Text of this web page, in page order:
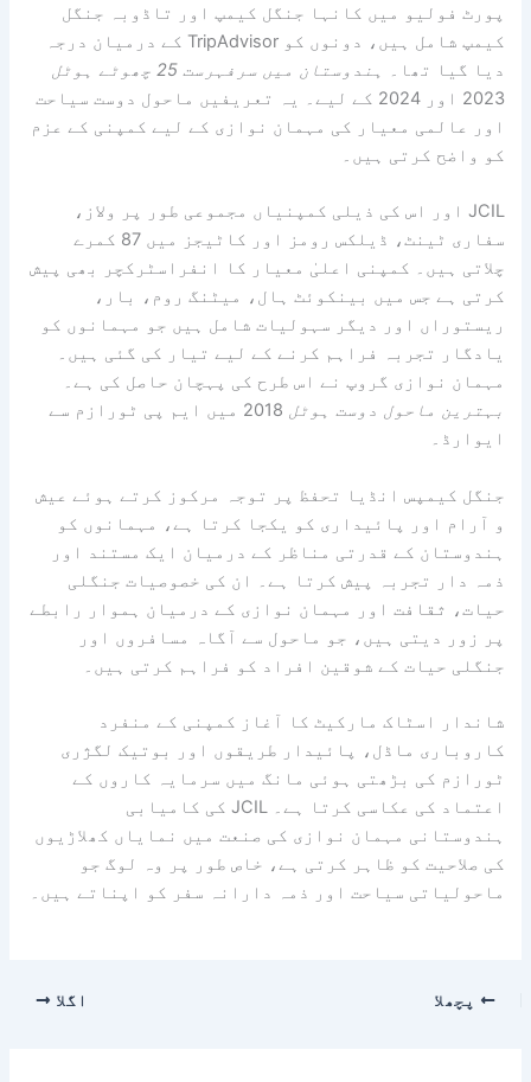
پورٹ فولیو میں کانہا جنگل کیمپ اور تاڈوبہ جنگل
کیمپ شامل ہیں، دونوں کو TripAdvisor کے درمیان درجہ
دیا گیا تھا۔
ہندوستان میں سرفہرست 25 چھوٹے ہوٹل
2023 اور 2024 کے لیے۔ یہ تعریفیں ماحول دوست سیاحت
اور عالمی معیار کی مہمان نوازی کے لیے کمپنی کے عزم
کو واضح کرتی ہیں۔
JCIL اور اس کی ذیلی کمپنیاں مجموعی طور پر ولاز،
سفاری ٹینٹ، ڈیلکس رومز اور کاٹیجز میں 87 کمرے
چلاتی ہیں۔ کمپنی اعلیٰ معیار کا انفراسٹرکچر بھی پیش
کرتی ہے جس میں بینکوئٹ ہال، میٹنگ روم، بار،
ریستوراں اور دیگر سہولیات شامل ہیں جو مہمانوں کو
یادگار تجربہ فراہم کرنے کے لیے تیار کی گئی ہیں۔
مہمان نوازی گروپ نے اس طرح کی پہچان حاصل کی ہے۔
بہترین ماحول دوست ہوٹل
2018 میں ایم پی ٹورازم سے
ایوارڈ۔
جنگل کیمپس انڈیا تحفظ پر توجہ مرکوز کرتے ہوئے عیش
و آرام اور پائیداری کو یکجا کرتا ہے، مہمانوں کو
ہندوستان کے قدرتی مناظر کے درمیان ایک مستند اور
ذمہ دار تجربہ پیش کرتا ہے۔ ان کی خصوصیات جنگلی
حیات، ثقافت اور مہمان نوازی کے درمیان ہموار رابطے
پر زور دیتی ہیں، جو ماحول سے آگاہ مسافروں اور
جنگلی حیات کے شوقین افراد کو فراہم کرتی ہیں۔
شاندار اسٹاک مارکیٹ کا آغاز کمپنی کے منفرد
کاروباری ماڈل، پائیدار طریقوں اور بوتیک لگژری
ٹورازم کی بڑھتی ہوئی مانگ میں سرمایہ کاروں کے
اعتماد کی عکاسی کرتا ہے۔ JCIL کی کامیابی
ہندوستانی مہمان نوازی کی صنعت میں نمایاں کھلاڑیوں
کی صلاحیت کو ظاہر کرتی ہے، خاص طور پر وہ لوگ جو
ماحولیاتی سیاحت اور ذمہ دارانہ سفر کو اپناتے ہیں۔
پچھلا اگلا